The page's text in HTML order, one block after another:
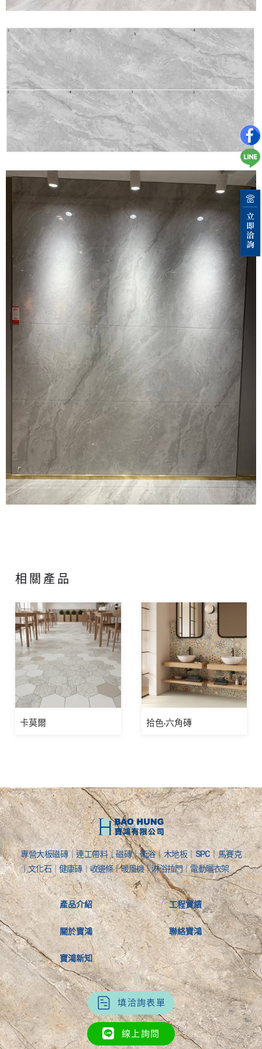
相關產品
卡莫爾 拾色-六角磚
專營大板磁磚｜連工帶料｜磁磚｜衛浴｜木地板｜SPC｜馬賽克
｜文化石｜健康磚｜收邊條｜暖風機｜淋浴拉門｜電動曬衣架
產品介紹
關於寶鴻
寶鴻新知
工程實績
聯絡寶鴻
填洽詢表單
線上詢問